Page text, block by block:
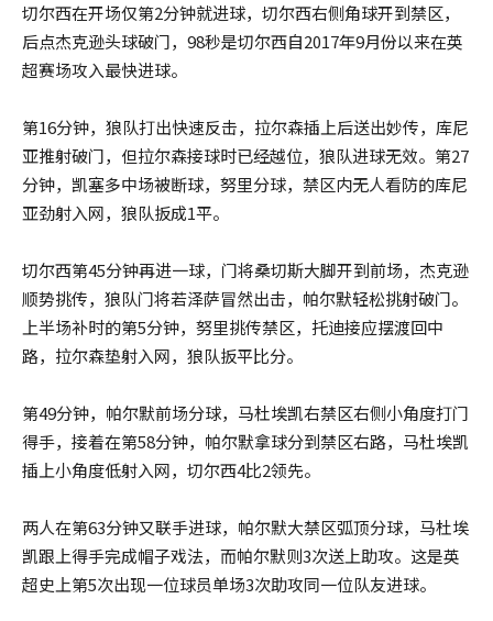
切尔西在开场仅第2分钟就进球，切尔西右侧角球开到禁区，
后点杰克逊头球破门，98秒是切尔西自2017年9月份以来在英
超赛场攻入最快进球。
第16分钟，狼队打出快速反击，拉尔森插上后送出妙传，库尼
亚推射破门，但拉尔森接球时已经越位，狼队进球无效。第27
分钟，凯塞多中场被断球，努里分球，禁区内无人看防的库尼
亚劲射入网，狼队扳成1平。
切尔西第45分钟再进一球，门将桑切斯大脚开到前场，杰克逊
顺势挑传，狼队门将若泽萨冒然出击，帕尔默轻松挑射破门。
上半场补时的第5分钟，努里挑传禁区，托迪接应摆渡回中
路，拉尔森垫射入网，狼队扳平比分。
第49分钟，帕尔默前场分球，马杜埃凯右禁区右侧小角度打门
得手，接着在第58分钟，帕尔默拿球分到禁区右路，马杜埃凯
插上小角度低射入网，切尔西4比2领先。
两人在第63分钟又联手进球，帕尔默大禁区弧顶分球，马杜埃
凯跟上得手完成帽子戏法，而帕尔默则3次送上助攻。这是英
超史上第5次出现一位球员单场3次助攻同一位队友进球。